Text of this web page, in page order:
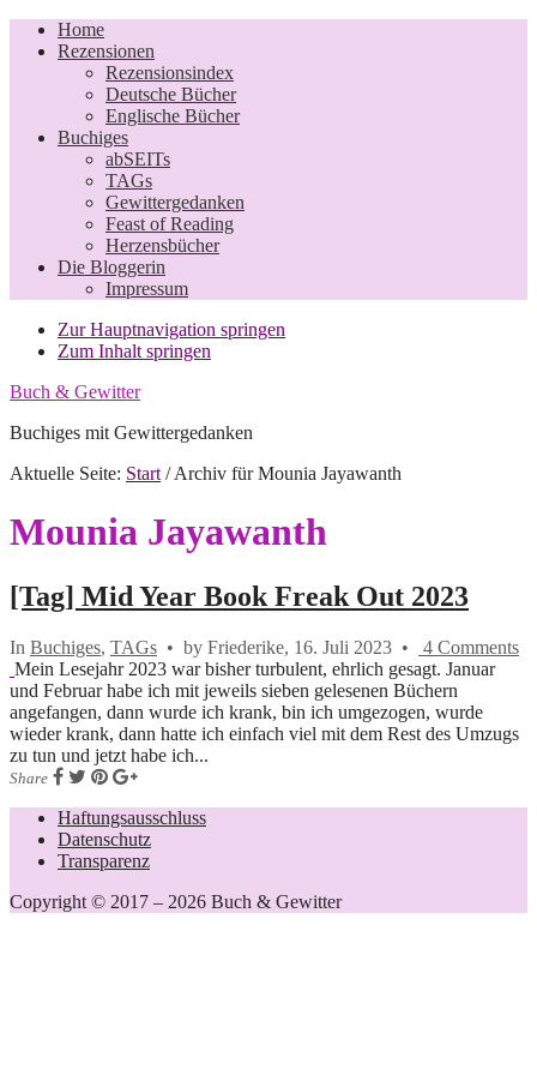
Home
Rezensionen
Rezensionsindex
Deutsche Bücher
Englische Bücher
Buchiges
abSEITs
TAGs
Gewittergedanken
Feast of Reading
Herzensbücher
Die Bloggerin
Impressum
Zur Hauptnavigation springen
Zum Inhalt springen
Buch & Gewitter
Buchiges mit Gewittergedanken
Aktuelle Seite: Start /Archiv für Mounia Jayawanth
Mounia Jayawanth
[Tag] Mid Year Book Freak Out 2023
In Buchiges, TAGs • by Friederike, 16. Juli 2023 •
4 Comments
Mein Lesejahr 2023 war bisher turbulent, ehrlich gesagt. Januar
und Februar habe ich mit jeweils sieben gelesenen Büchern
angefangen, dann wurde ich krank, bin ich umgezogen, wurde
wieder krank, dann hatte ich einfach viel mit dem Rest des Umzugs
zu tun und jetzt habe ich...
Share
Haftungsausschluss
Datenschutz
Transparenz
Copyright © 2017 – 2026 Buch & Gewitter